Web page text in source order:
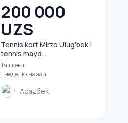
200 000
UZS
Tennis kort Mirzo Ulug'bek |
tennis mayd...
Ташкент
1 неделю назад
Асадбек